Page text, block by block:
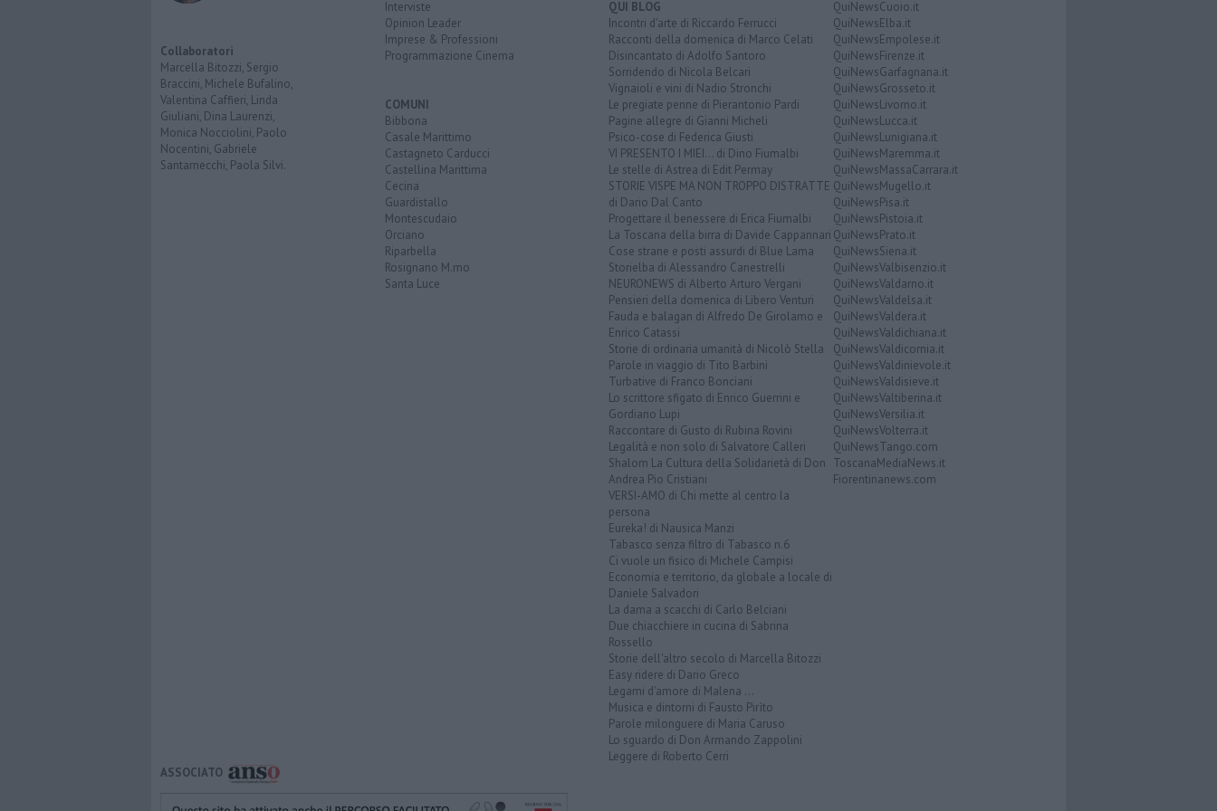
Collaboratori
Marcella Bitozzi, Sergio
Braccini, Michele Bufalino,
Valentina Caffieri, Linda
Giuliani, Dina Laurenzi,
Monica Nocciolini, Paolo
Nocentini, Gabriele
Santarnecchi, Paola Silvi.
Interviste
Opinion Leader
Imprese & Professioni
Programmazione Cinema
COMUNI
Bibbona
Casale Marittimo
Castagneto Carducci
Castellina Marittima
Cecina
Guardistallo
Montescudaio
Orciano
Riparbella
Rosignano M.mo
Santa Luce
QUI BLOG
Incontri d'arte di Riccardo Ferrucci
Racconti della domenica di Marco Celati
Disincantato di Adolfo Santoro
Sorridendo di Nicola Belcari
Vignaioli e vini di Nadio Stronchi
Le pregiate penne di Pierantonio Pardi
Pagine allegre di Gianni Micheli
Psico-cose di Federica Giusti
VI PRESENTO I MIEI... di Dino Fiumalbi
Le stelle di Astrea di Edit Permay
STORIE VISPE MA NON TROPPO DISTRATTE
di Dario Dal Canto
Progettare il benessere di Erica Fiumalbi
La Toscana della birra di Davide Cappannari
Cose strane e posti assurdi di Blue Lama
Storielba di Alessandro Canestrelli
NEURONEWS di Alberto Arturo Vergani
Pensieri della domenica di Libero Venturi
Fauda e balagan di Alfredo De Girolamo e
Enrico Catassi
Storie di ordinaria umanità di Nicolò Stella
Parole in viaggio di Tito Barbini
Turbative di Franco Bonciani
Lo scrittore sfigato di Enrico Guerrini e
Gordiano Lupi
Raccontare di Gusto di Rubina Rovini
Legalità e non solo di Salvatore Calleri
Shalom La Cultura della Solidarietà di Don
Andrea Pio Cristiani
VERSI-AMO di Chi mette al centro la
persona
Eureka! di Nausica Manzi
Tabasco senza filtro di Tabasco n.6
Ci vuole un fisico di Michele Campisi
Economia e territorio, da globale a locale di
Daniele Salvadori
La dama a scacchi di Carlo Belciani
Due chiacchiere in cucina di Sabrina
Rossello
Storie dell'altro secolo di Marcella Bitozzi
Easy ridere di Dario Greco
Legami d'amore di Malena ...
Musica e dintorni di Fausto Pirìto
Parole milonguere di Maria Caruso
Lo sguardo di Don Armando Zappolini
Leggere di Roberto Cerri
QuiNewsCuoio.it
QuiNewsElba.it
QuiNewsEmpolese.it
QuiNewsFirenze.it
QuiNewsGarfagnana.it
QuiNewsGrosseto.it
QuiNewsLivorno.it
QuiNewsLucca.it
QuiNewsLunigiana.it
QuiNewsMaremma.it
QuiNewsMassaCarrara.it
QuiNewsMugello.it
QuiNewsPisa.it
QuiNewsPistoia.it
QuiNewsPrato.it
QuiNewsSiena.it
QuiNewsValbisenzio.it
QuiNewsValdarno.it
QuiNewsValdelsa.it
QuiNewsValdera.it
QuiNewsValdichiana.it
QuiNewsValdicornia.it
QuiNewsValdinievole.it
QuiNewsValdisieve.it
QuiNewsValtiberina.it
QuiNewsVersilia.it
QuiNewsVolterra.it
QuiNewsTango.com
ToscanaMediaNews.it
Fiorentinanews.com
ASSOCIATO